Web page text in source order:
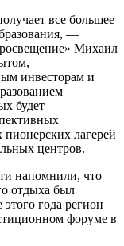
все большее
—
Михаил
инвесторам и
будет
лагерей
центров.
напомнили, что
отдыха был
года регион
форуме в